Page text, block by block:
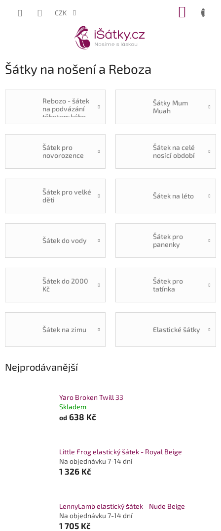
CZK
Šátky na nošení a Reboza
Rebozo - šátek
na podvázání
těhotenského
bříška
Šátky Mum
Muah
Šátek pro
novorozence
Šátek na celé
nosící období
Šátek pro velké
děti
Šátek na léto
Šátek do vody
Šátek pro
panenky
Šátek do 2000
Kč
Šátek pro
tatínka
Šátek na zimu Elastické šátky
Nejprodávanější
Yaro Broken Twill 33
Skladem
od 638 Kč
Little Frog elastický šátek - Royal Beige
Na objednávku 7-14 dní
1 326 Kč
LennyLamb elastický šátek - Nude Beige
Na objednávku 7-14 dní
1 705 Kč